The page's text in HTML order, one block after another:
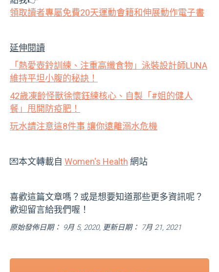
領取讀者專屬免費20天運動會籍和伸展動作電子書
延伸閱讀
「熱愛壺鈴訓練、注重高纖食物」泳裝設計師LUNA
維持平坦小腹的秘訣！
42歲凍齡怪獸徐懷鈺練核心、自製「#姐的健人
餐」甩開防疫肥！
玩水請注意這8件事 讓你遠離溺水危機
💌本文轉載自 Women's Health 網站
喜歡這篇文章嗎？或是想要知道那些更多資訊呢？
歡迎留言給我們喔！
原始發佈日期： 9月 5, 2020, 更新日期： 7月 21, 2021